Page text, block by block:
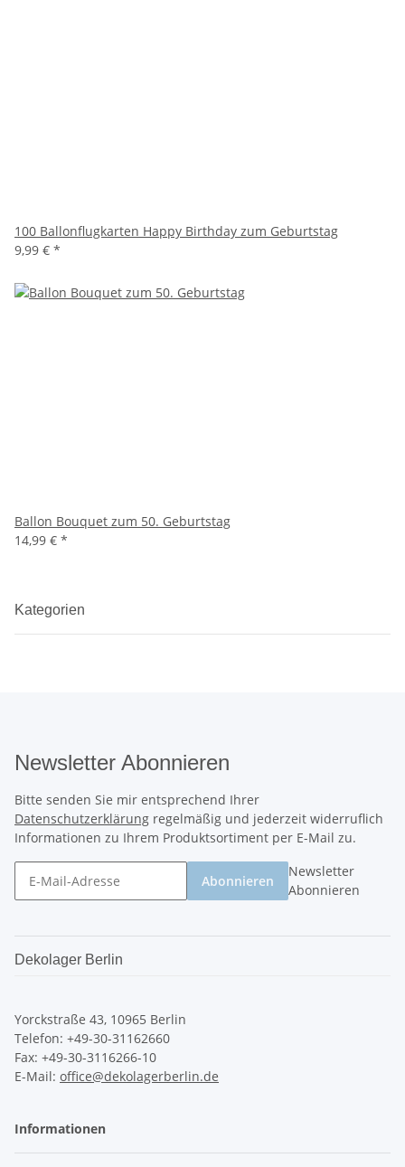
100 Ballonflugkarten Happy Birthday zum Geburtstag
9,99 € *
Ballon Bouquet zum 50. Geburtstag
14,99 € *
Kategorien
Newsletter Abonnieren
Bitte senden Sie mir entsprechend Ihrer
Datenschutzerklärung regelmäßig und jederzeit widerruflich
Informationen zu Ihrem Produktsortiment per E-Mail zu.
Abonnieren
Newsletter
Abonnieren
Dekolager Berlin
Yorckstraße 43, 10965 Berlin
Telefon: +49-30-31162660
Fax: +49-30-3116266-10
E-Mail: office@dekolagerberlin.de
Informationen